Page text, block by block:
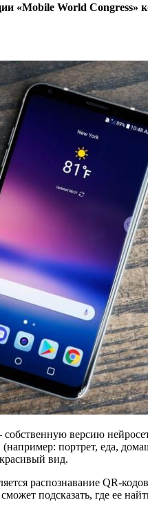
«Mobile World
версию
портрет, еда,
вид.
распознавание QR-
подсказать, где ее